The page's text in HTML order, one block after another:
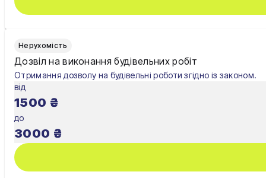
Тернопіль
Ужгород
Умань
Харків
Хмельницький
Нерухомість
Дозвіл на виконання будівельних робіт
Отримання дозволу на будівельні роботи згідно із законом.
від
1500 ₴
до
3000 ₴